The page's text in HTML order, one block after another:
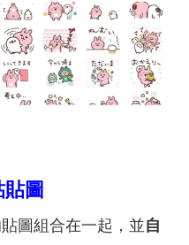
圖
圖組合在一起，並自